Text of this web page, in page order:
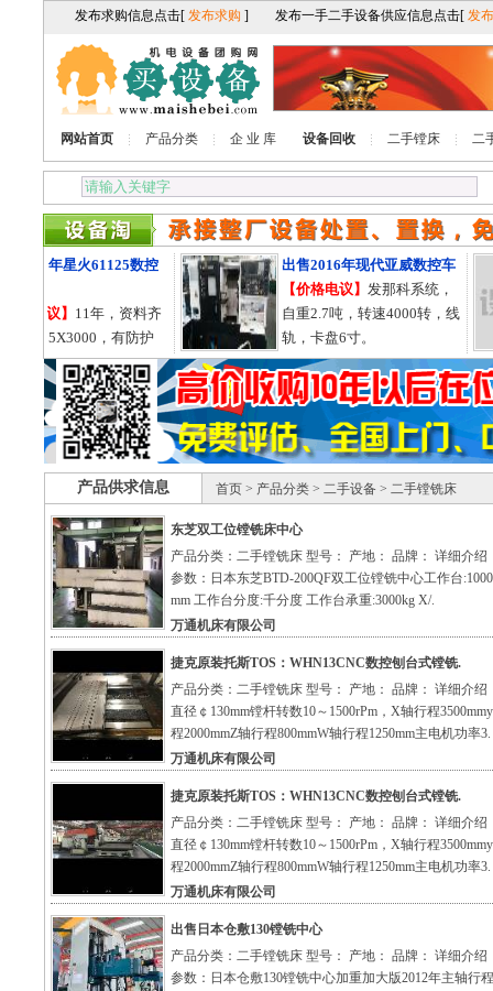
网站首页 产品分类 企 业 库 设备回收 二手镗床 二
年星火61125数控
电议】11年，资料齐
，有防护
轨755的。
出售2016年现代亚威数控车
【价格电议】发那科系统，
自重2.7吨，转速4000转，线
轨，卡盘6寸。
产品供求信息 首页 > 产品分类 > 二手设备 > 二手镗铣床
东芝双工位镗铣床中心
产品分类：二手镗铣床 型号： 产地： 品牌： 详细介绍
参数：日本东芝BTD-200QF双工位镗铣中心工作台
mm 工作台分度:千分度 工作台承重:3000kg X/.
万通机床有限公司
捷克原装托斯TOS：WHN13CNC数控刨台式镗铣.
产品分类：二手镗铣床 型号： 产地： 品牌： 详细介绍
直径￠130mm镗杆转数10～1500rPm，X轴行程
程2000mmZ轴行程800mmW轴行程1250mm主电机功率3.
万通机床有限公司
捷克原装托斯TOS：WHN13CNC数控刨台式镗铣.
产品分类：二手镗铣床 型号： 产地： 品牌： 详细介绍
直径￠130mm镗杆转数10～1500rPm，X轴行程
程2000mmZ轴行程800mmW轴行程1250mm主电机功率3.
万通机床有限公司
出售日本仓敷130镗铣中心
产品分类：二手镗铣床 型号： 产地： 品牌： 详细介绍
参数：日本仓敷130镗铣中心加重加大版2012年主轴行